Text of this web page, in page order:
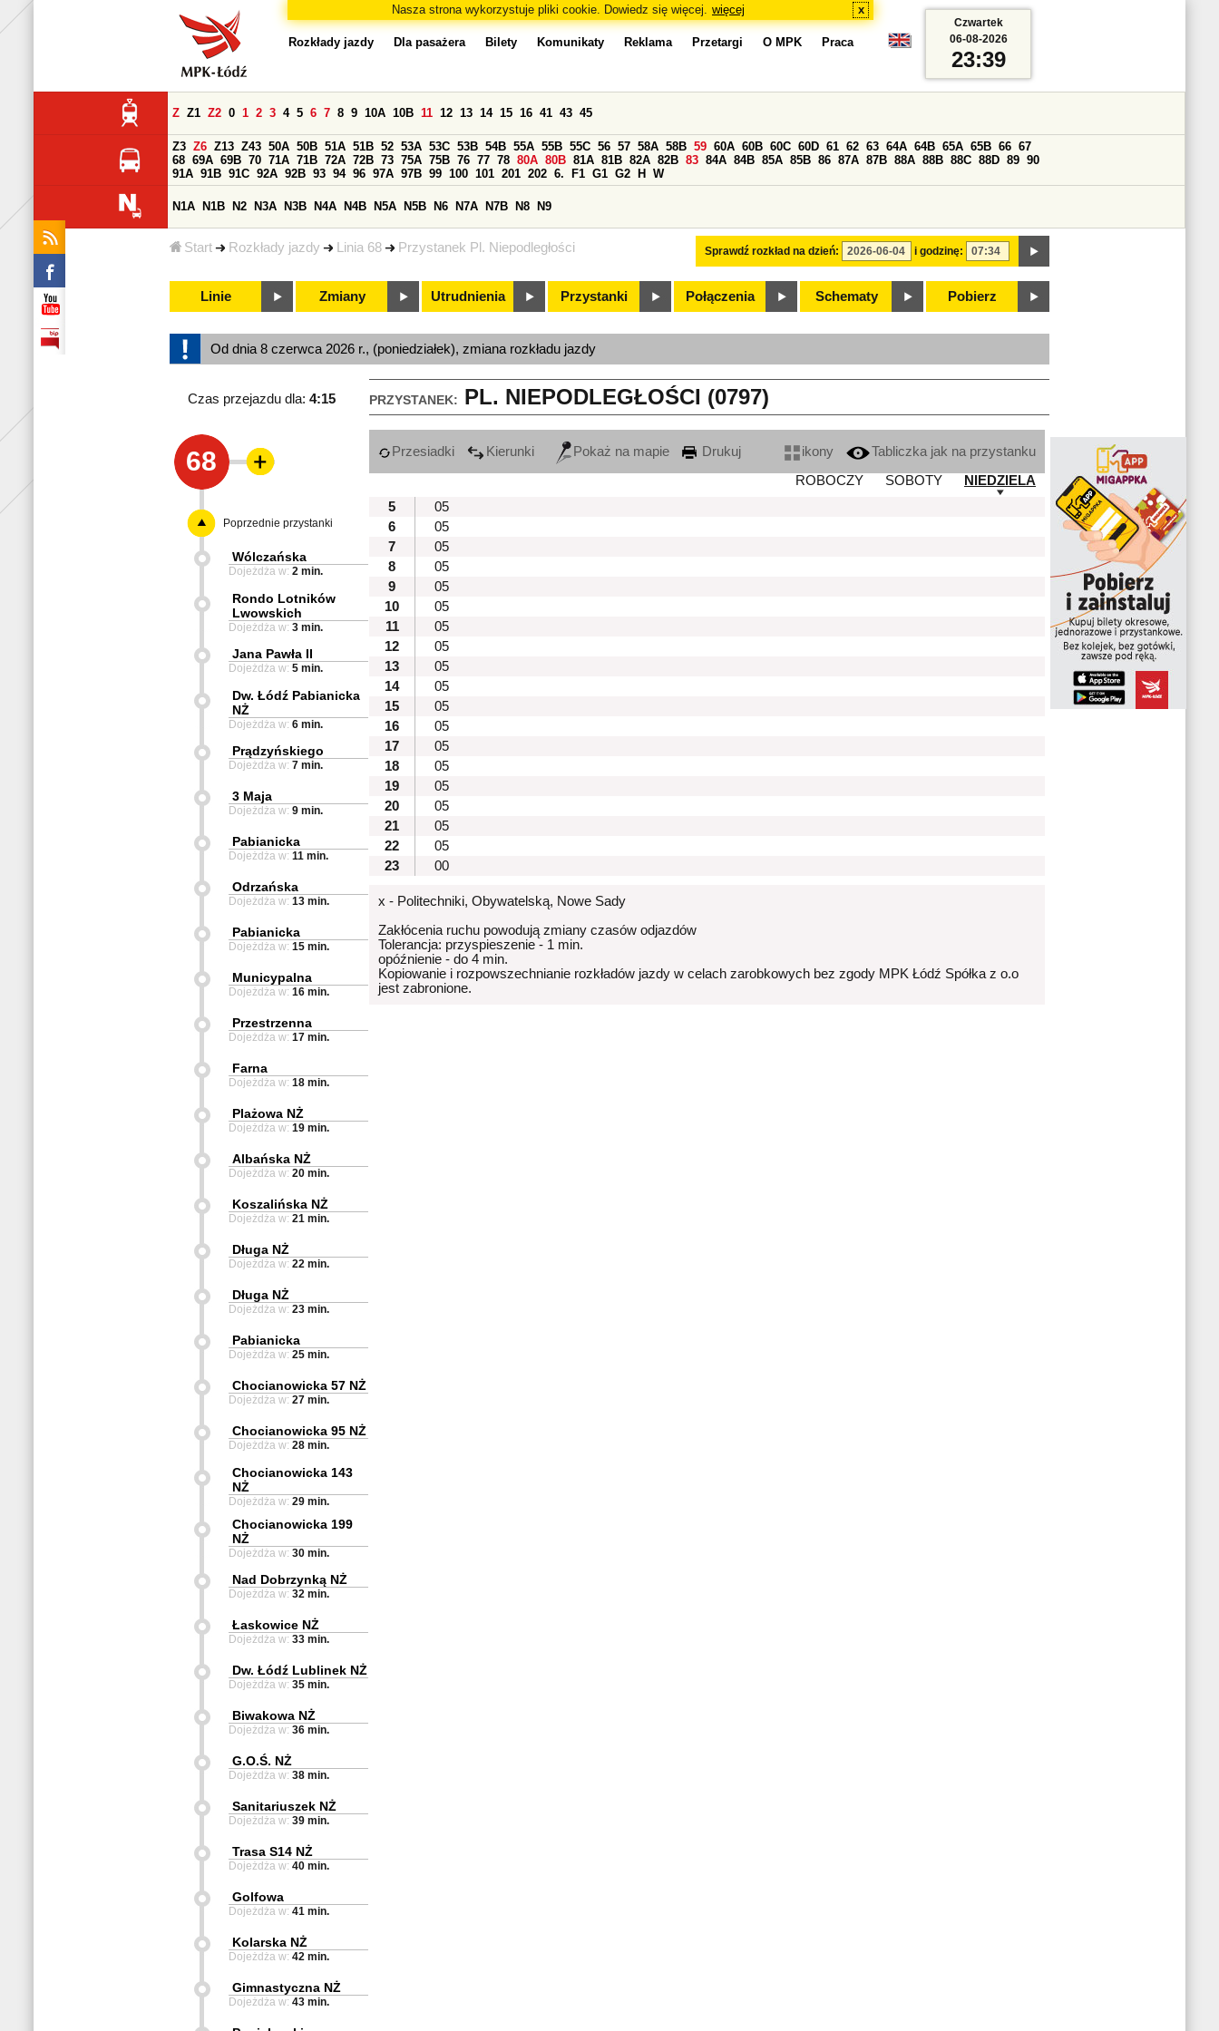
Nasza strona wykorzystuje pliki cookie. Dowiedz się więcej. więcej x
Start Rozkłady jazdy Linia 68 Przystanek Pl. Niepodległości
Rozkłady jazdy Dla pasażera Bilety Komunikaty Reklama Przetargi O MPK Praca
Sprawdź rozkład na dzień: i godzinę:
Z Z1 Z2 0 1 2 3 4 5 6 7 8 9 10A 10B 11 12 13 14 15 16 41 43 45
Z3 Z6 Z13 Z43 50A 50B 51A 51B 52 53A 53C 53B 54B 55A 55B 55C 56 57 58A 58B 59 60A 60B 60C 60D 61 62 63 64A 64B 65A 65B 66 67
68 69A 69B 70 71A 71B 72A 72B 73 75A 75B 76 77 78 80A 80B 81A 81B 82A 82B 83 84A 84B 85A 85B 86 87A 87B 88A 88B 88C 88D 89 90
91A 91B 91C 92A 92B 93 94 96 97A 97B 99 100 101 201 202 6. F1 G1 G2 H W
N1A N1B N2 N3A N3B N4A N4B N5A N5B N6 N7A N7B N8 N9
Linie Zmiany Utrudnienia Przystanki Połączenia Schematy Pobierz
Czwartek
06-08-2026
23:39
Od dnia 8 czerwca 2026 r., (poniedziałek), zmiana rozkładu jazdy
PRZYSTANEK: PL. NIEPODLEGŁOŚCI (0797)
Czas przejazdu dla: 4:15
68 Przesiadki Kierunki Pokaż na mapie Drukuj ikony
Tabliczka jak na przystanku
ROBOCZY
SOBOTY
NIEDZIELA
5
05
6
05
7
05
8
05
9
05
10
05
11
05
12
05
13
05
14
05
15
05
16
05
17
05
18
05
19
05
20
05
21
05
22
05
23
00
x - Politechniki, Obywatelską, Nowe Sady
Zakłócenia ruchu powodują zmiany czasów odjazdów
Tolerancja: przyspieszenie - 1 min.
opóźnienie - do 4 min.
Kopiowanie i rozpowszechnianie rozkładów jazdy w celach zarobkowych bez zgody MPK Łódź Spółka z o.o
jest zabronione.
Poprzednie przystanki
Wólczańska
Dojeżdża w: 2 min.
Rondo Lotników
Lwowskich
Dojeżdża w: 3 min.
Jana Pawła II
Dojeżdża w: 5 min.
Dw. Łódź Pabianicka
NŻ
Dojeżdża w: 6 min.
Prądzyńskiego
Dojeżdża w: 7 min.
3 Maja
Dojeżdża w: 9 min.
Pabianicka
Dojeżdża w: 11 min.
Odrzańska
Dojeżdża w: 13 min.
Pabianicka
Dojeżdża w: 15 min.
Municypalna
Dojeżdża w: 16 min.
Przestrzenna
Dojeżdża w: 17 min.
Farna
Dojeżdża w: 18 min.
Plażowa NŻ
Dojeżdża w: 19 min.
Albańska NŻ
Dojeżdża w: 20 min.
Koszalińska NŻ
Dojeżdża w: 21 min.
Długa NŻ
Dojeżdża w: 22 min.
Długa NŻ
Dojeżdża w: 23 min.
Pabianicka
Dojeżdża w: 25 min.
Chocianowicka 57 NŻ
Dojeżdża w: 27 min.
Chocianowicka 95 NŻ
Dojeżdża w: 28 min.
Chocianowicka 143
NŻ
Dojeżdża w: 29 min.
Chocianowicka 199
NŻ
Dojeżdża w: 30 min.
Nad Dobrzynką NŻ
Dojeżdża w: 32 min.
Łaskowice NŻ
Dojeżdża w: 33 min.
Dw. Łódź Lublinek NŻ
Dojeżdża w: 35 min.
Biwakowa NŻ
Dojeżdża w: 36 min.
G.O.Ś. NŻ
Dojeżdża w: 38 min.
Sanitariuszek NŻ
Dojeżdża w: 39 min.
Trasa S14 NŻ
Dojeżdża w: 40 min.
Golfowa
Dojeżdża w: 41 min.
Kolarska NŻ
Dojeżdża w: 42 min.
Gimnastyczna NŻ
Dojeżdża w: 43 min.